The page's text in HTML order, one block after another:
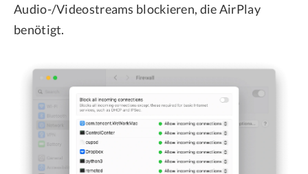
Audio-/Videostreams blockieren, die AirPlay
benötigt.